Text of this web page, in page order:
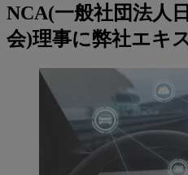
NCA(一般社団法人
会)理事に弊社エキ